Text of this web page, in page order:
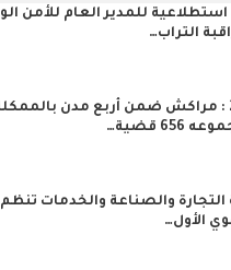
استطلاعية للمدير العام للأمن
التراب…
2024 : مراكش ضمن أربع مدن
656 قضية…
التجارة والصناعة والخدمات
الأول…